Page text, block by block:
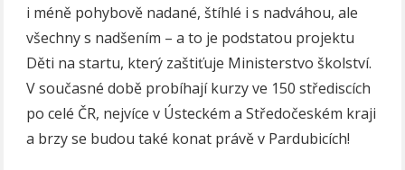
i méně pohybově nadané, štíhlé i s nadváhou, ale
všechny s nadšením – a to je podstatou projektu
Děti na startu, který zaštiťuje Ministerstvo školství.
V současné době probíhají kurzy ve 150 střediscích
po celé ČR, nejvíce v Ústeckém a Středočeském kraji
a brzy se budou také konat právě v Pardubicích!